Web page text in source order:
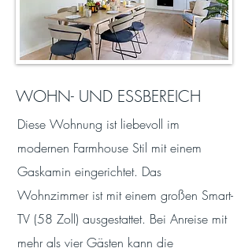
WOHN- UND ESSBEREICH
Diese Wohnung ist liebevoll im
modernen Farmhouse Stil mit einem
Gaskamin eingerichtet. Das
Wohnzimmer ist mit einem großen Smart-
TV (58 Zoll) ausgestattet. Bei Anreise mit
mehr als vier Gästen kann die